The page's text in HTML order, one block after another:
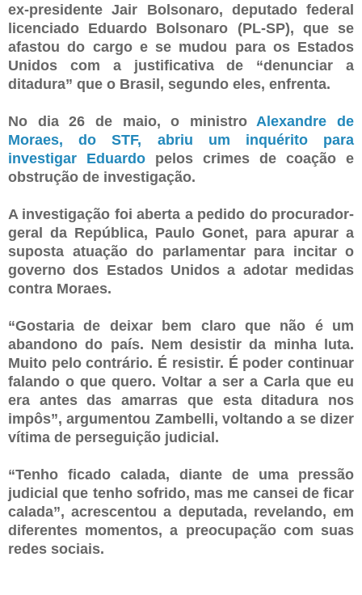
ex-presidente Jair Bolsonaro, deputado federal
licenciado Eduardo Bolsonaro (PL-SP), que se
afastou do cargo e se mudou para os Estados
Unidos com a justificativa de “denunciar a
ditadura” que o Brasil, segundo eles, enfrenta.
No dia 26 de maio, o ministro Alexandre de
Moraes, do STF, abriu um inquérito para
investigar Eduardo pelos crimes de coação e
obstrução de investigação.
A investigação foi aberta a pedido do procurador-
geral da República, Paulo Gonet, para apurar a
suposta atuação do parlamentar para incitar o
governo dos Estados Unidos a adotar medidas
contra Moraes.
“Gostaria de deixar bem claro que não é um
abandono do país. Nem desistir da minha luta.
Muito pelo contrário. É resistir. É poder continuar
falando o que quero. Voltar a ser a Carla que eu
era antes das amarras que esta ditadura nos
impôs”, argumentou Zambelli, voltando a se dizer
vítima de perseguição judicial.
“Tenho ficado calada, diante de uma pressão
judicial que tenho sofrido, mas me cansei de ficar
calada”, acrescentou a deputada, revelando, em
diferentes momentos, a preocupação com suas
redes sociais.